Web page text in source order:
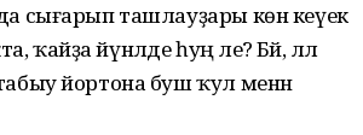
сығарып ташлауҙары көн кеүек
йүнәлде һуң әле? Бәй, әллә
йортона буш ҡул менән